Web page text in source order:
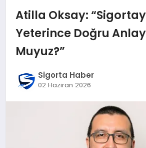
EKONOMI
BILIM VE TEKNOLOJI
Atilla Oksay:
Yeterince Doğru
Muyuz?”
Sigorta Haber
02 Haziran 2026